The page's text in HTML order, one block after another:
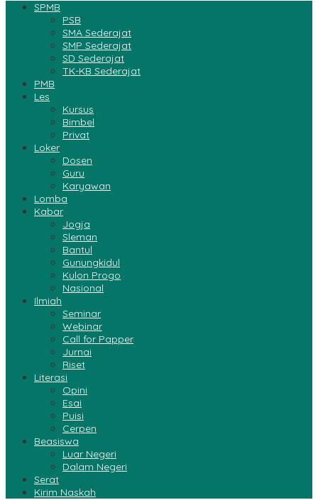
SPMB
PSB
SMA Sederajat
SMP Sederajat
SD Sederajat
TK-KB Sederajat
PMB
Les
Kursus
Bimbel
Privat
Loker
Dosen
Guru
Karyawan
Lomba
Kabar
Jogja
Sleman
Bantul
Gunungkidul
Kulon Progo
Nasional
Ilmiah
Seminar
Webinar
Call for Papper
Jurnai
Riset
Literasi
Opini
Esai
Puisi
Cerpen
Beasiswa
Luar Negeri
Dalam Negeri
Serat
Kirim Naskah